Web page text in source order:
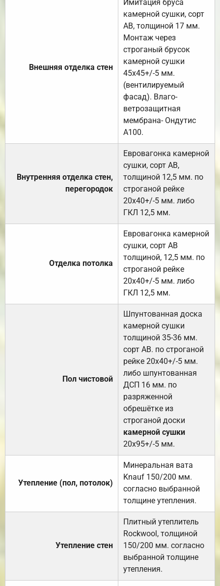
Внешняя отделка стен
Имитация бруса
камерной сушки, сорт
АВ, толщиной 17 мм.
Монтаж через
строганый брусок
камерной сушки
45х45+/-5 мм.
(вентилируемый
фасад). Влаго-
ветрозащитная
мембрана- Ондутис
А100.
Внутренняя отделка стен,
перегородок
Евровагонка камерной
сушки, сорт АВ,
толщиной 12,5 мм. по
строганой рейке
20х40+/-5 мм. либо
ГКЛ 12,5 мм.
Отделка потолка
Евровагонка камерной
сушки, сорт АВ
толщиной, 12,5 мм. по
строганой рейке
20х40+/-5 мм. либо
ГКЛ 12,5 мм.
Пол чистовой
Шпунтованная доска
камерной сушки
толщиной 35-36 мм.
сорт АВ. по строганой
рейке 20х40+/-5 мм.
либо шпунтованная
ДСП 16 мм. по
разряженной
обрешётке из
строганой доски
камерной сушки
20х95+/-5 мм.
Утепление (пол, потолок)
Минеральная вата
Knauf 150/200 мм.
согласно выбранной
толщине утепления.
Утепление стен
Плитный утеплитель
Rockwool, толщиной
150/200 мм. согласно
выбранной толщине
утепления.